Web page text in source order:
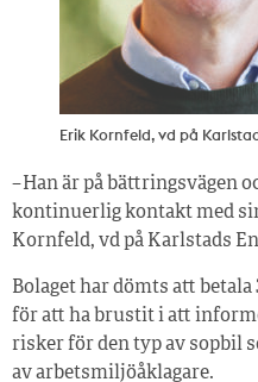
Erik Kornfeld, vd på
– Han är på bättringsvägen
kontinuerlig kontakt med
Kornfeld, vd på Karlstads
Bolaget har dömts att
för att ha brustit i att
risker för den typ av sopbil
av arbetsmiljöåklagare.